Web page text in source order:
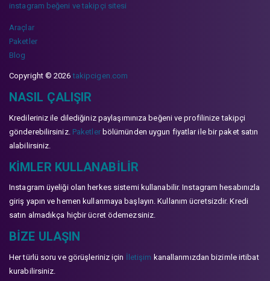
instagram beğeni ve takipçi sitesi
Araçlar
Paketler
Blog
Copyright © 2026takipcigen.com
NASIL ÇALIŞIR
Kredileriniz ile dilediğiniz paylaşımınıza beğeni ve profilinize takipçi
gönderebilirsiniz. Paketlerbölümünden uygun fiyatlar ile bir paket satın
alabilirsiniz.
KIMLER KULLANABILIR
Instagram üyeliği olan herkes sistemi kullanabilir. Instagram hesabınızla
giriş yapın ve hemen kullanmaya başlayın. Kullanım ücretsizdir. Kredi
satın almadıkça hiçbir ücret ödemezsiniz.
BIZE ULAŞIN
Her türlü soru ve görüşleriniz için İletişim kanallarımızdan bizimle irtibat
kurabilirsiniz.